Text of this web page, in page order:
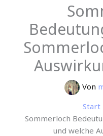
Von
Start
Sommerloch
und welche